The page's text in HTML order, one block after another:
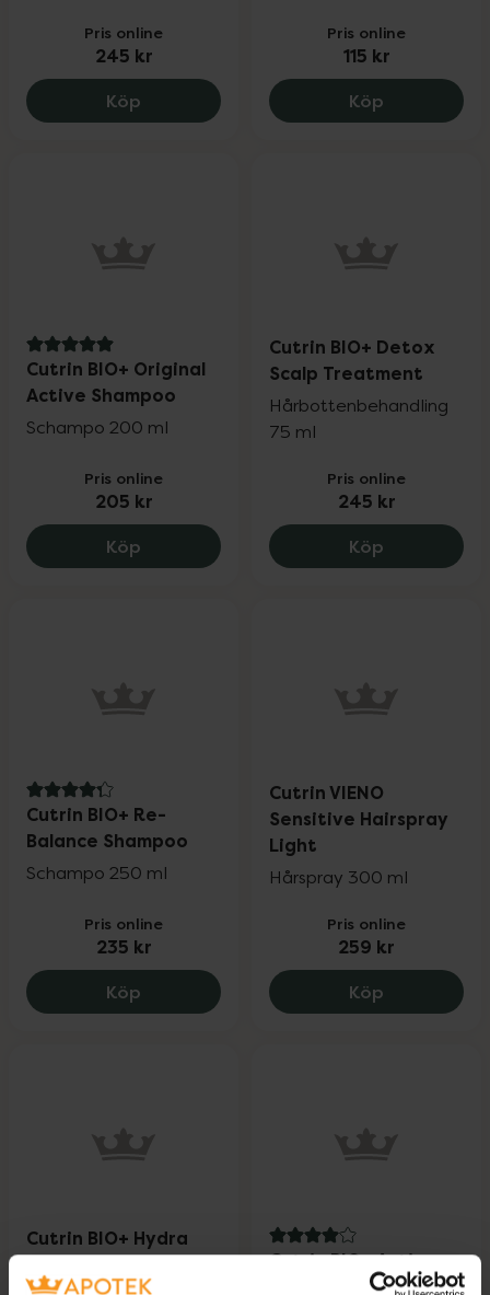
Pris online
245 kr
Köp Cutrin BIO+ Strengthening Shampoo
Pris online
115 kr
Köp Cutrin
5 av 5 i omdöme
Cutrin BIO+ Original
Active Shampoo
Schampo 200 ml
Pris online
205 kr
Köp Cutrin BIO+ Original Active Shampoo,
Cutrin BIO+ Detox
Scalp Treatment
Hårbottenbehandling
75 ml
Pris online
245 kr
Köp Cutrin
4.3 av 5 i omdöme
Cutrin BIO+ Re-
Balance Shampoo
Schampo 250 ml
Pris online
235 kr
Köp Cutrin BIO+ Re-Balance Shampoo, 235
Cutrin VIENO
Sensitive Hairspray
Light
Hårspray 300 ml
Pris online
259 kr
Köp Cutrin
Cutrin BIO+ Hydra
4 av 5 i omdöme
Cutrin BIO+ Active
Anti-Dandruff Scalp